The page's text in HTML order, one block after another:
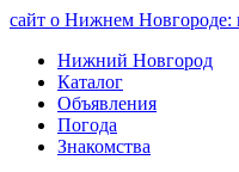
сайт о Нижнем Новгороде:
Нижний Новгород
Каталог
Объявления
Погода
Знакомства